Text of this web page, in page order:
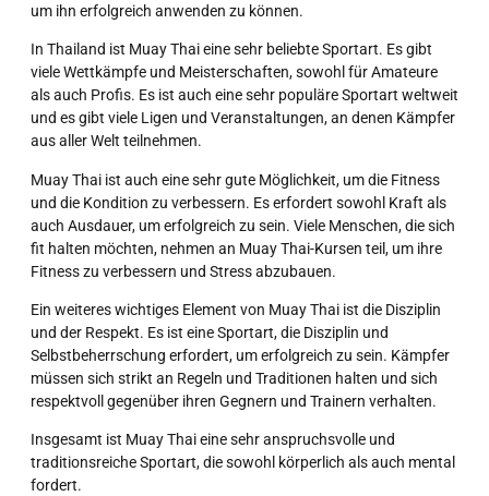
um ihn erfolgreich anwenden zu können.
In Thailand ist Muay Thai eine sehr beliebte Sportart. Es gibt
viele Wettkämpfe und Meisterschaften, sowohl für Amateure
als auch Profis. Es ist auch eine sehr populäre Sportart weltweit
und es gibt viele Ligen und Veranstaltungen, an denen Kämpfer
aus aller Welt teilnehmen.
Muay Thai ist auch eine sehr gute Möglichkeit, um die Fitness
und die Kondition zu verbessern. Es erfordert sowohl Kraft als
auch Ausdauer, um erfolgreich zu sein. Viele Menschen, die sich
fit halten möchten, nehmen an Muay Thai-Kursen teil, um ihre
Fitness zu verbessern und Stress abzubauen.
Ein weiteres wichtiges Element von Muay Thai ist die Disziplin
und der Respekt. Es ist eine Sportart, die Disziplin und
Selbstbeherrschung erfordert, um erfolgreich zu sein. Kämpfer
müssen sich strikt an Regeln und Traditionen halten und sich
respektvoll gegenüber ihren Gegnern und Trainern verhalten.
Insgesamt ist Muay Thai eine sehr anspruchsvolle und
traditionsreiche Sportart, die sowohl körperlich als auch mental
fordert.